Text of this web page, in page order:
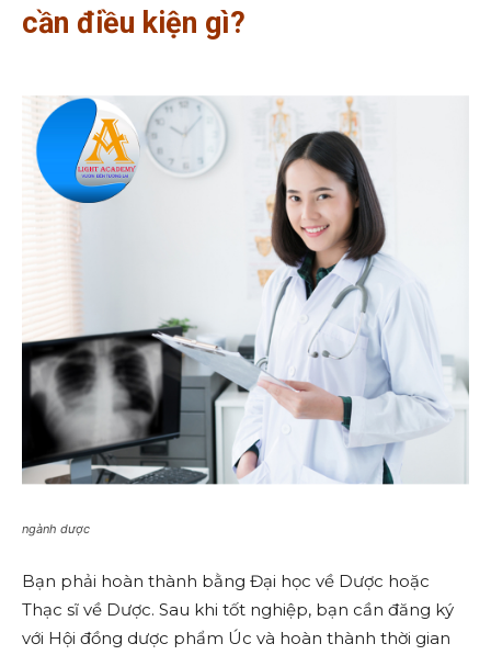
cần điều kiện gì?
ngành dược
Bạn phải hoàn thành bằng Đại học về Dược hoặc
Thạc sĩ về Dược. Sau khi tốt nghiệp, bạn cần đăng ký
với Hội đồng dược phẩm Úc và hoàn thành thời gian